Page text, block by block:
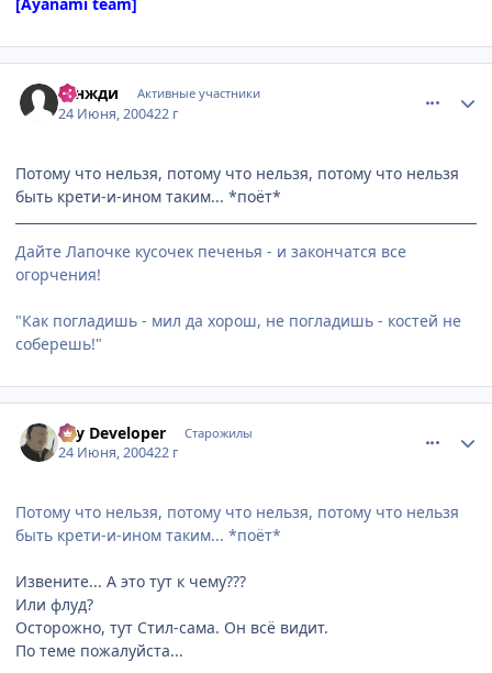
Тэнжди Активные участники
24 Июня, 200422 г
Потому что нельзя, потому что нельзя, потому что нельзя
быть крети-и-ином таким... *поёт*
Дайте Лапочке кусочек печенья - и закончатся все
огорчения!
"Как погладишь - мил да хорош, не погладишь - костей не
соберешь!"
Psy Developer Старожилы
24 Июня, 200422 г
Потому что нельзя, потому что нельзя, потому что нельзя
быть крети-и-ином таким... *поёт*
Извените... А это тут к чему???
Или флуд?
Осторожно, тут Стил-сама. Он всё видит.
По теме пожалуйста...